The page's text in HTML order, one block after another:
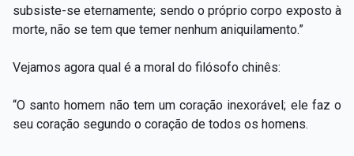
subsiste-se eternamente; sendo o próprio corpo exposto à
morte, não se tem que temer nenhum aniquilamento.”
Vejamos agora qual é a moral do filósofo chinês:
“O santo homem não tem um coração inexorável; ele faz o
seu coração segundo o coração de todos os homens.